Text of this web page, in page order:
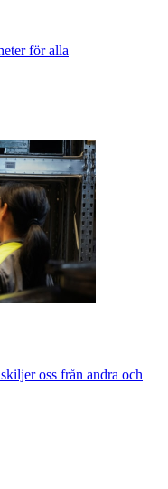
för alla
oss från andra och